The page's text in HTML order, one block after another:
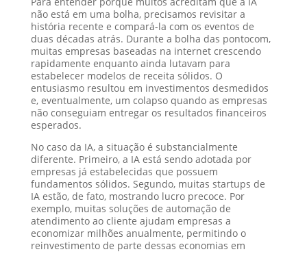
não está em uma bolha, precisamos revisitar a
história recente e compará-la com os eventos de
duas décadas atrás. Durante a bolha das pontocom,
muitas empresas baseadas na internet crescendo
rapidamente enquanto ainda lutavam para
estabelecer modelos de receita sólidos. O
entusiasmo resultou em investimentos desmedidos
e, eventualmente, um colapso quando as empresas
não conseguiam entregar os resultados financeiros
esperados.
No caso da IA, a situação é substancialmente
diferente. Primeiro, a IA está sendo adotada por
empresas já estabelecidas que possuem
fundamentos sólidos. Segundo, muitas startups de
IA estão, de fato, mostrando lucro precoce. Por
exemplo, muitas soluções de automação de
atendimento ao cliente ajudam empresas a
economizar milhões anualmente, permitindo o
reinvestimento de parte dessas economias em